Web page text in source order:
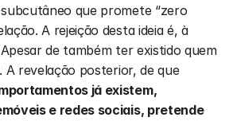
que promete “zero
A rejeição desta ideia é, à
de também ter existido quem
achasse boa ideia). A revelação posterior, de que
já existem,
e redes sociais, pretende